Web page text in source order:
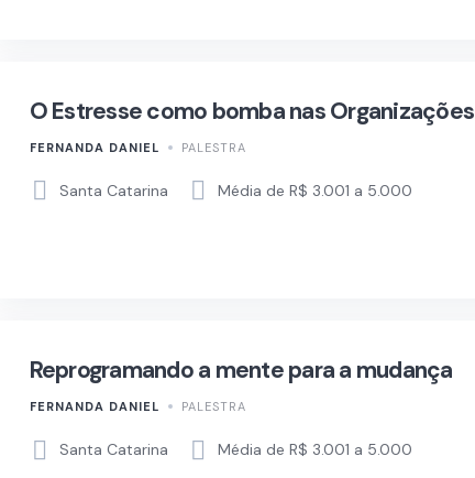
O Estresse como bomba nas Organizações
FERNANDA DANIEL PALESTRA
Santa Catarina Média de R$ 3.001 a 5.000
Reprogramando a mente para a mudança
FERNANDA DANIEL PALESTRA
Santa Catarina Média de R$ 3.001 a 5.000